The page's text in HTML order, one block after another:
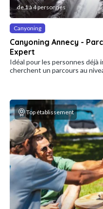
de 1 à 4 personnes
Canyoning
Canyoning Annecy -
Expert
Idéal pour les personnes déjà
cherchent un parcours au
Top établissement